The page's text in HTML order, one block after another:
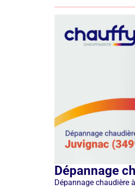
Dépannage
Dépannage chaudière